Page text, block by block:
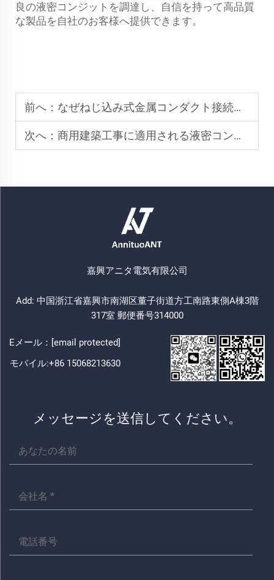
良の液密コンジットを調達し、自信を持って高品質
な製品を自社のお客様へ提供できます。
前へ： なぜねじ込み式金属コンダクト接続が構造的安定性を確保するのか
次へ： 商用建築工事に適用される液密コンダクトの認証規格は何ですか
嘉興アニタ電気有限公司
Add: 中国浙江省嘉興市南湖区董子街道方工南路東側A棟3階
317室 郵便番号314000
Eメール： [email protected]
モバイル:+86 15068213630
メッセージを送信してください。